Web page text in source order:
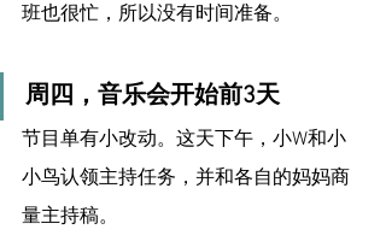
班也很忙，所以没有时间准备。
周四，音乐会开始前3天
节目单有小改动。这天下午，小W和小
小鸟认领主持任务，并和各自的妈妈商
量主持稿。